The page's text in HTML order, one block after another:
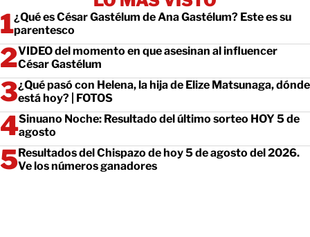
¿Qué es César Gastélum de Ana Gastélum? Este es su
parentesco
VIDEO del momento en que asesinan al influencer
César Gastélum
¿Qué pasó con Helena, la hija de Elize Matsunaga, dónde
está hoy? | FOTOS
Sinuano Noche: Resultado del último sorteo HOY 5 de
agosto
Resultados del Chispazo de hoy 5 de agosto del 2026.
Ve los números ganadores